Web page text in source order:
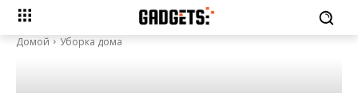
Домой Уборка дома